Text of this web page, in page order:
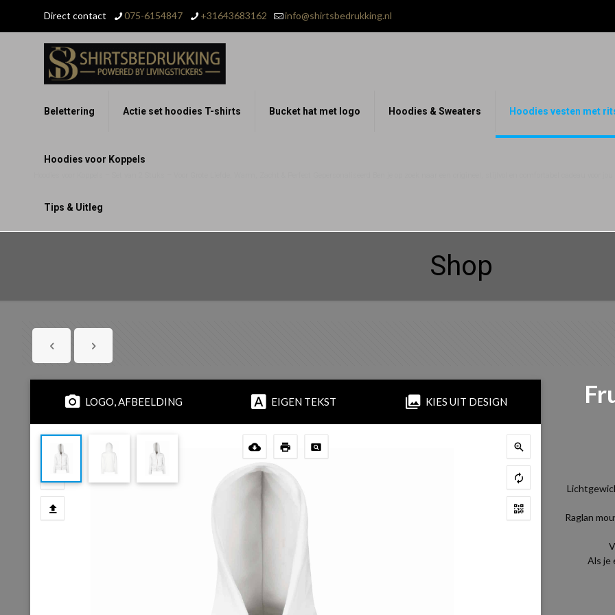
Direct contact 075-6154847 +31643683162 info@shirtsbedrukking.nl
Belettering Actie set hoodies T-shirts Bucket hat met logo Hoodies & Sweaters Hoodies vesten met
Hoodies voor Koppels
Tips & Uitleg
Shop
LOGO, AFBEELDING EIGEN TEKST KIES UIT DESIGN
Raglan
Als je